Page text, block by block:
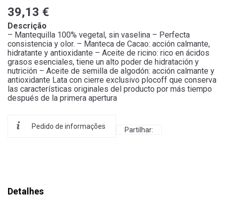
39,13 €
Descrição
– Mantequilla 100% vegetal, sin vaselina – Perfecta
consistencia y olor. – Manteca de Cacao: acción calmante,
hidratante y antioxidante – Aceite de ricino: rico en ácidos
grasos esenciales, tiene un alto poder de hidratación y
nutrición – Aceite de semilla de algodón: acción calmante y
antioxidante Lata con cierre exclusivo plocoff que conserva
las características originales del producto por más tiempo
después de la primera apertura
Pedido de informações Partilhar:
Detalhes